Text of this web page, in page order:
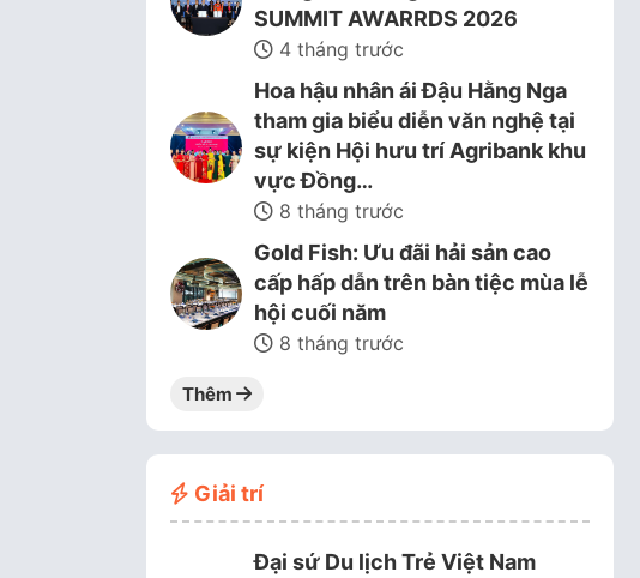
SUMMIT AWARRDS 2026
4 tháng trước
Hoa hậu nhân ái Đậu Hằng Nga
tham gia biểu diễn văn nghệ tại
sự kiện Hội hưu trí Agribank khu
vực Đồng…
8 tháng trước
Gold Fish: Ưu đãi hải sản cao
cấp hấp dẫn trên bàn tiệc mùa lễ
hội cuối năm
8 tháng trước
Thêm
Giải trí
Đại sứ Du lịch Trẻ Việt Nam